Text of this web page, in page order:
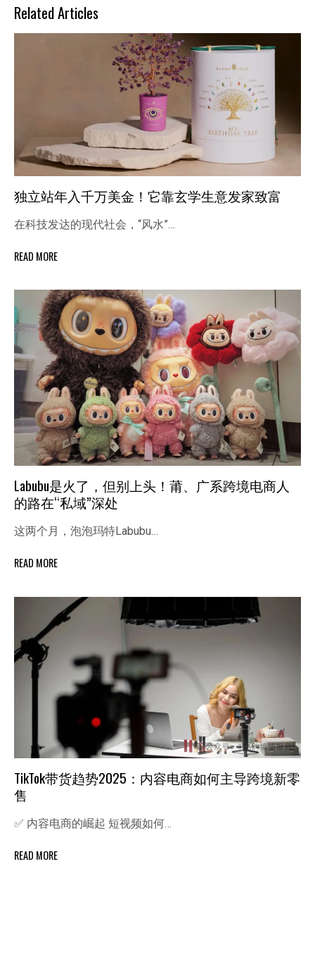
Related Articles
独立站年入千万美金！它靠玄学生意发家致富
在科技发达的现代社会，“风水”…
READ MORE
Labubu是火了，但别上头！莆、广系跨境电商人
的路在“私域”深处
这两个月，泡泡玛特Labubu…
READ MORE
TikTok带货趋势2025：内容电商如何主导跨境新零
售
✅ 内容电商的崛起 短视频如何…
READ MORE